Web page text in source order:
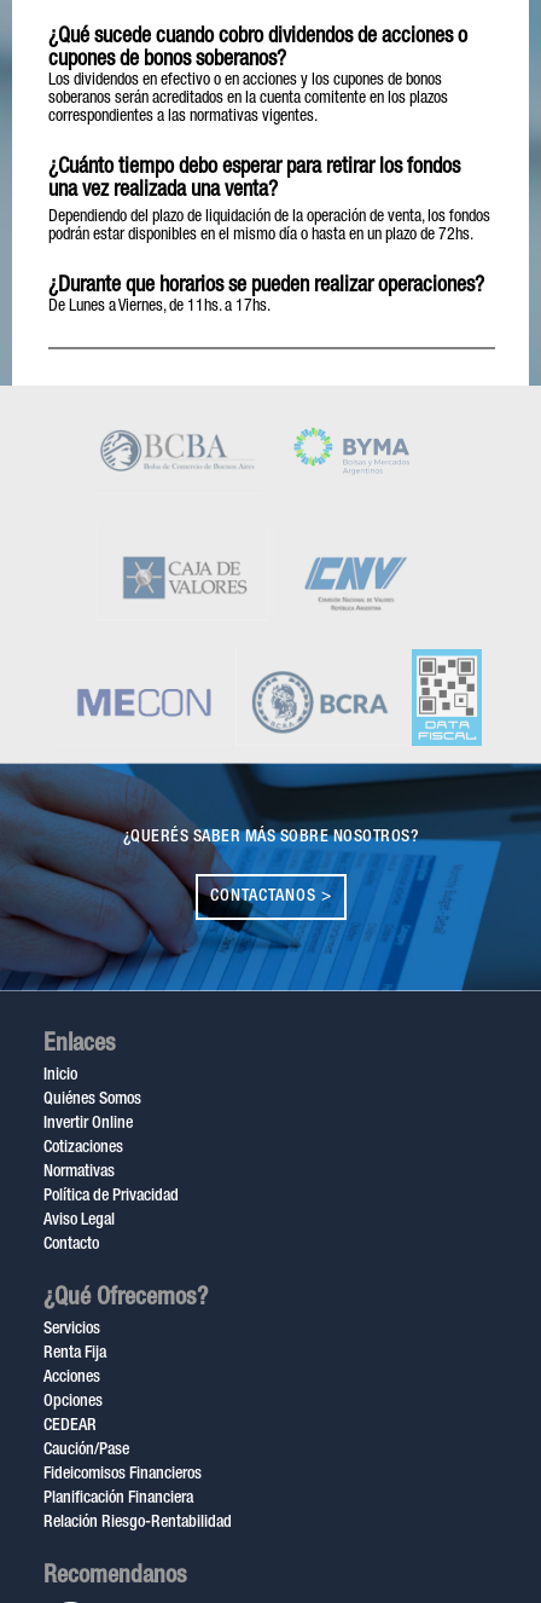
¿Qué sucede cuando cobro dividendos de acciones o
cupones de bonos soberanos?
Los dividendos en efectivo o en acciones y los cupones de bonos
soberanos serán acreditados en la cuenta comitente en los plazos
correspondientes a las normativas vigentes.
¿Cuánto tiempo debo esperar para retirar los fondos
una vez realizada una venta?
Dependiendo del plazo de liquidación de la operación de venta, los fondos
podrán estar disponibles en el mismo día o hasta en un plazo de 72hs.
¿Durante que horarios se pueden realizar operaciones?
De Lunes a Viernes, de 11hs. a 17hs.
¿QUERÉS SABER MÁS SOBRE NOSOTROS?
CONTACTANOS >
Enlaces
Inicio
Quiénes Somos
Invertir Online
Cotizaciones
Normativas
Política de Privacidad
Aviso Legal
Contacto
¿Qué Ofrecemos?
Servicios
Renta Fija
Acciones
Opciones
CEDEAR
Caución/Pase
Fideicomisos Financieros
Planificación Financiera
Relación Riesgo-Rentabilidad
Recomendanos